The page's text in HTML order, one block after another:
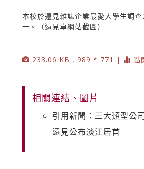
本校於遠見雜誌企業最愛大學生調
一。（遠見卓網站截圖）
233.06 KB , 989 * 771 | 點
相關連結、圖片
引用新聞：三大類型公
遠見公布淡江居首